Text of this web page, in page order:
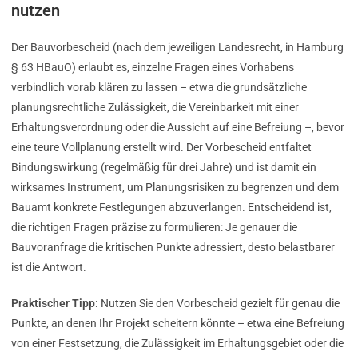
nutzen
Der Bauvorbescheid (nach dem jeweiligen Landesrecht, in Hamburg
§ 63 HBauO) erlaubt es, einzelne Fragen eines Vorhabens
verbindlich vorab klären zu lassen – etwa die grundsätzliche
planungsrechtliche Zulässigkeit, die Vereinbarkeit mit einer
Erhaltungsverordnung oder die Aussicht auf eine Befreiung –, bevor
eine teure Vollplanung erstellt wird. Der Vorbescheid entfaltet
Bindungswirkung (regelmäßig für drei Jahre) und ist damit ein
wirksames Instrument, um Planungsrisiken zu begrenzen und dem
Bauamt konkrete Festlegungen abzuverlangen. Entscheidend ist,
die richtigen Fragen präzise zu formulieren: Je genauer die
Bauvoranfrage die kritischen Punkte adressiert, desto belastbarer
ist die Antwort.
Praktischer Tipp: Nutzen Sie den Vorbescheid gezielt für genau die
Punkte, an denen Ihr Projekt scheitern könnte – etwa eine Befreiung
von einer Festsetzung, die Zulässigkeit im Erhaltungsgebiet oder die